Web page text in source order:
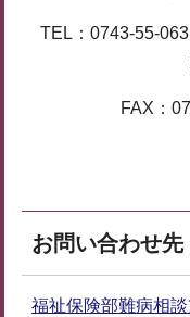
TEL：0743-55-
FAX：
お問い合わせ先
福祉保険部難病相